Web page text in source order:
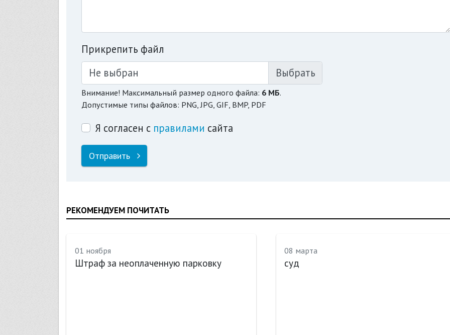
Прикрепить файл
Не выбран
Внимание! Максимальный размер одного файла: 6 МБ.
Допустимые типы файлов: PNG, JPG, GIF, BMP, PDF
Я согласен с правилами сайта
Отправить
РЕКОМЕНДУЕМ ПОЧИТАТЬ
01 ноября
Штраф за неоплаченную парковку
08 марта
суд